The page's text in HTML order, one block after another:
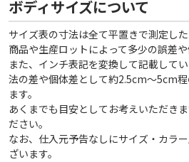
ボディサイズについて
サイズ表の寸法は全て平置きで測定し
商品や生産ロットによって多少の誤差や
また、インチ表記を変換して記載して
法の差や個体差として約2.5cm〜5cm
ます。
あくまでも目安としてお考えいただき
ださい。
なお、仕入元予告なしにサイズ・カラ
ざいます。